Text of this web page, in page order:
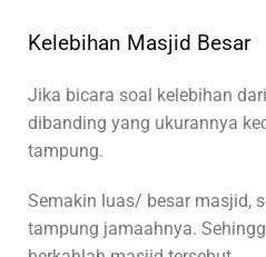
Kelebihan Masjid Besar
Jika bicara soal kelebihan
dibanding yang ukurannya
tampung.
Semakin luas/ besar masjid,
tampung jamaahnya.